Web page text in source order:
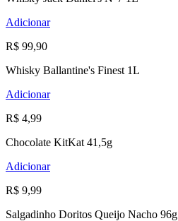
Adicionar
R$ 99,90
Whisky Ballantine's Finest 1L
Adicionar
R$ 4,99
Chocolate KitKat 41,5g
Adicionar
R$ 9,99
Salgadinho Doritos Queijo Nacho 96g